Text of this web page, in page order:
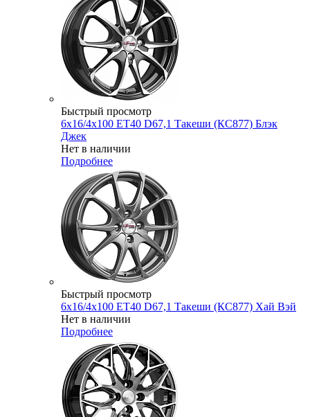
Быстрый просмотр
6x16/4x100 ET40 D67,1 Такеши (КС877) Блэк
Джек
Нет в наличии
Подробнее
Быстрый просмотр
6x16/4x100 ET40 D67,1 Такеши (КС877) Хай Вэй
Нет в наличии
Подробнее